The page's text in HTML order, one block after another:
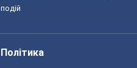
подій
Політика